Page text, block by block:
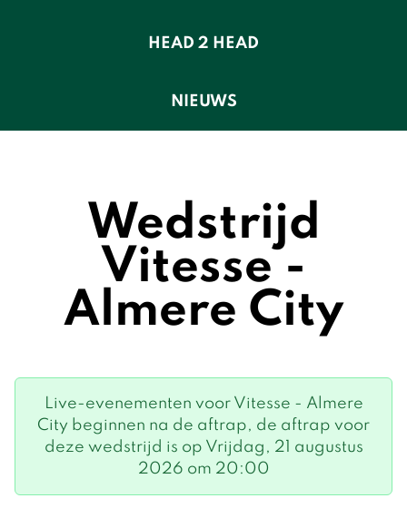
HEAD 2 HEAD
NIEUWS
Wedstrijd
Vitesse -
Almere City
Live-evenementen voor Vitesse - Almere
City beginnen na de aftrap, de aftrap voor
deze wedstrijd is op Vrijdag, 21 augustus
2026 om 20:00